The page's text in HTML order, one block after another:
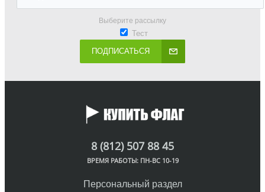
Выберите рассылку
Тест
ПОДПИСАТЬСЯ
8 (812) 507 88 45
ВРЕМЯ РАБОТЫ: ПН-ВС 10-19
Персональный раздел